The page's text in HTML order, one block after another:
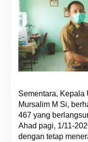
Sementara, Kepala
Mursalim M Si,
467 yang
Ahad pagi, 1/11-
dengan tetap